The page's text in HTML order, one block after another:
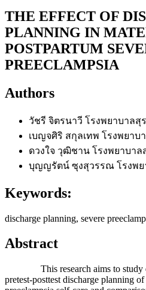
THE EFFECT OF
PLANNING IN
POSTPARTUM
PREECLAMPSIA
Authors
วัชรี จิตรนาวี โรงพยาบาลสุ
เบญจศิริ สกุลเทพ โรงพยาบ
ดวงใจ วุฒิชาน โรงพยาบา
บุญญรัตน์ ซุงสุวรรณ โรงพ
Keywords:
discharge planning, severe
Abstract
This research aims to study
pretest-posttest discharge planning